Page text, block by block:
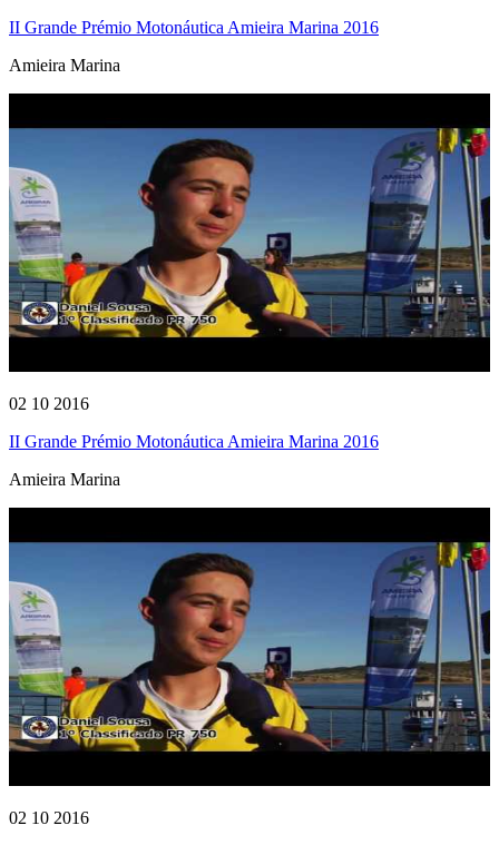
II Grande Prémio Motonáutica Amieira Marina 2016
Amieira Marina
02 10 2016
II Grande Prémio Motonáutica Amieira Marina 2016
Amieira Marina
02 10 2016